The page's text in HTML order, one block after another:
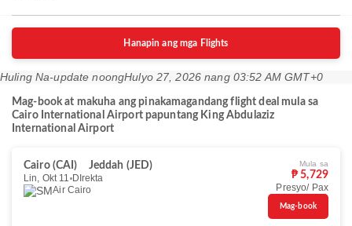
Hanapin ang mga Flights
Huling Na-update noongHulyo 27, 2026 nang 03:52 AM GMT+0
Mag-book at makuha ang pinakamagandang flight deal mula sa
Cairo International Airport papuntang King Abdulaziz
International Airport
Cairo (CAI)
Jeddah (JED)
Lin, Okt 11 DIrekta
Air Cairo
Mula sa
₱ 5,729
Presyo/ Pax
Mag-book